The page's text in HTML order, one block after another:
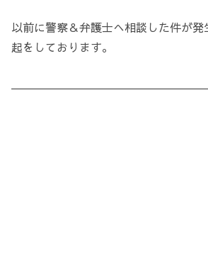
以前に警察＆弁護士へ相談した件が
起をしております。